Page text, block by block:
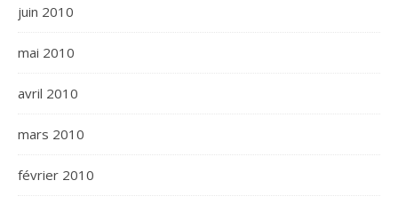
juin 2010
mai 2010
avril 2010
mars 2010
février 2010